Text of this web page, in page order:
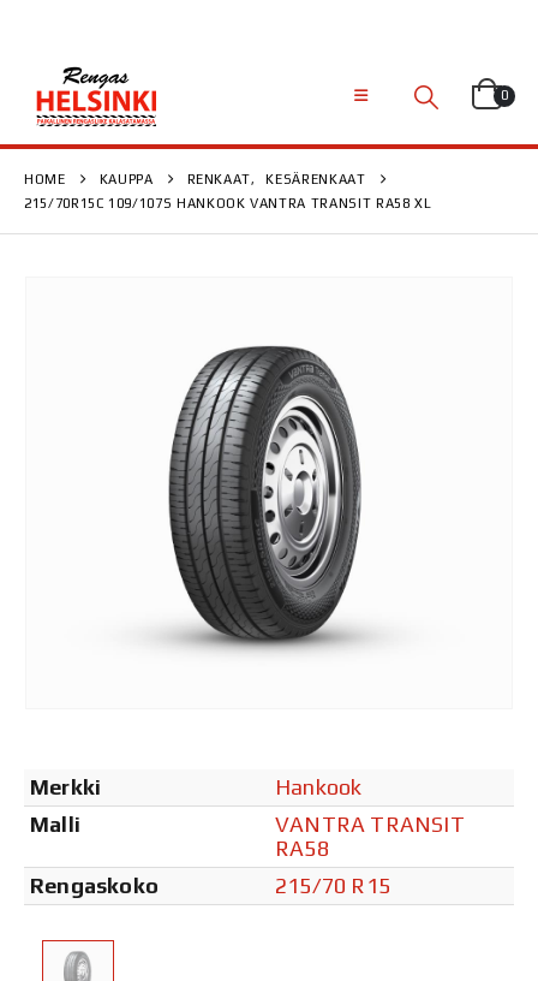
0
HOME KAUPPA RENKAAT,
KESÄRENKAAT
215/70R15C 109/107S HANKOOK VANTRA TRANSIT RA58 XL
Merkki
Hankook
Malli
VANTRA TRANSIT
RA58
Rengaskoko
215/70 R15